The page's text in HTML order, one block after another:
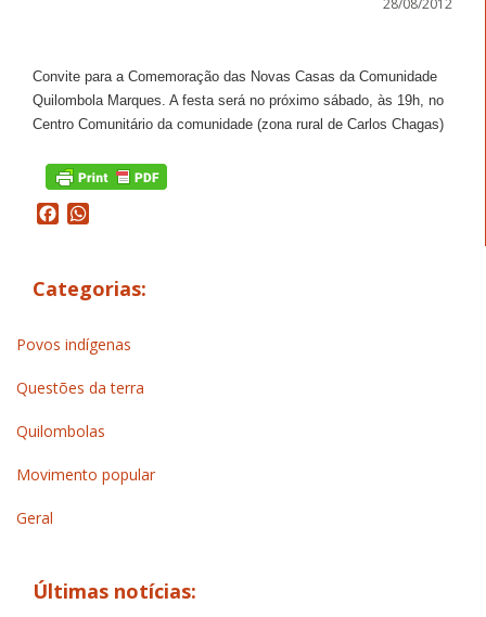
Convite para a Comemoração das Novas Casas da Comunidade
Quilombola Marques. A festa será no próximo sábado, às 19h, no
Centro Comunitário da comunidade (zona rural de Carlos Chagas)
Facebook
Categorias:
Povos indígenas
Questões da terra
Quilombolas
Movimento popular
Geral
Últimas notícias: